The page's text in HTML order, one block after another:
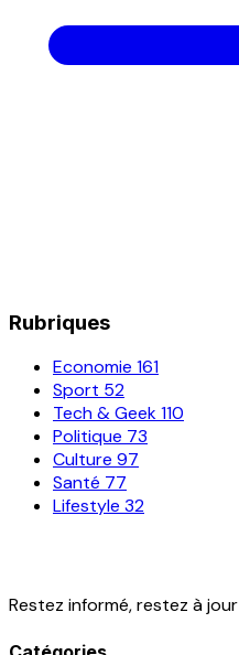
Rubriques
Economie 161
Sport 52
Tech & Geek110
Politique 73
Culture 97
Santé 77
Lifestyle 32
Restez informé, restez à jour